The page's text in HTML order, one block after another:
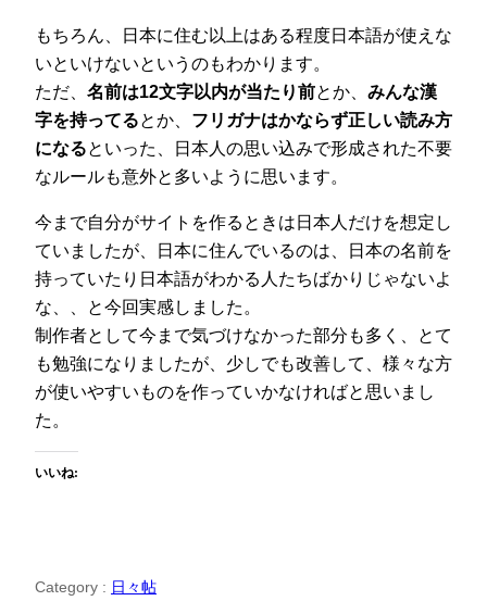
もちろん、日本に住む以上はある程度日本語が使えな
いといけないというのもわかります。
ただ、 名前は12文字以内が当たり前とか、 みんな漢
字を持ってるとか、 フリガナはかならず正しい読み方
になるといった、日本人の思い込みで形成された不要
なルールも意外と多いように思います。
今まで自分がサイトを作るときは日本人だけを想定し
ていましたが、日本に住んでいるのは、日本の名前を
持っていたり日本語がわかる人たちばかりじゃないよ
な、、と今回実感しました。
制作者として今まで気づけなかった部分も多く、とて
も勉強になりましたが、少しでも改善して、様々な方
が使いやすいものを作っていかなければと思いまし
た。
いいね:
Category : 日々帖